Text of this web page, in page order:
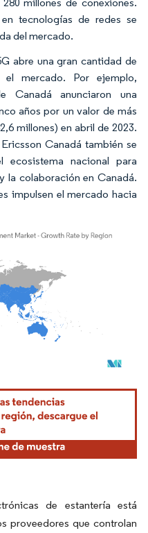
tecnologías de redes se
del mercado.
abre una gran cantidad de
el mercado. Por ejemplo,
Canadá anunciaron una
años por un valor de más
millones) en abril de 2023.
Canadá también se
nacional para
la colaboración en Canadá.
impulsen el mercado hacia
atribución según CC BY 4.0.
de estantería está
proveedores que controlan